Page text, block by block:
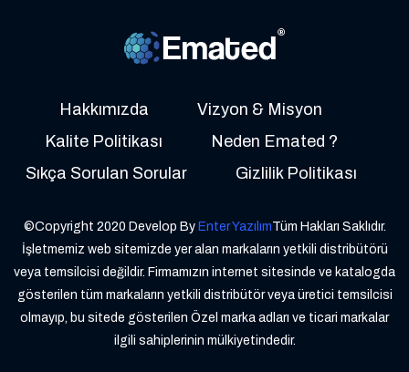
Hakkımızda
Vizyon & Misyon
Kalite Politikası
Neden Emated ?
Sıkça Sorulan Sorular
Gizlilik Politikası
©Copyright 2020 Develop By Enter YazılımTüm Hakları Saklıdır.
İşletmemiz web sitemizde yer alan markaların yetkili distribütörü
veya temsilcisi değildir. Firmamızın internet sitesinde ve katalogda
gösterilen tüm markaların yetkili distribütör veya üretici temsilcisi
olmayıp, bu sitede gösterilen Özel marka adları ve ticari markalar
ilgili sahiplerinin mülkiyetindedir.